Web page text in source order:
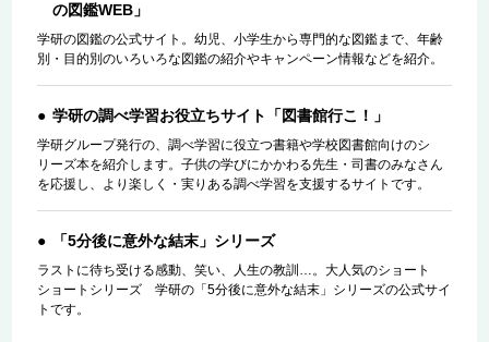
の図鑑WEB」
学研の図鑑の公式サイト。幼児、小学生から専門的な図鑑まで、年齢
別・目的別のいろいろな図鑑の紹介やキャンペーン情報などを紹介。
学研の調べ学習お役立ちサイト「図書館行こ！」
学研グループ発行の、調べ学習に役立つ書籍や学校図書館向けのシ
リーズ本を紹介します。子供の学びにかかわる先生・司書のみなさん
を応援し、より楽しく・実りある調べ学習を支援するサイトです。
「5分後に意外な結末」シリーズ
ラストに待ち受ける感動、笑い、人生の教訓…。大人気のショート
ショートシリーズ 学研の「5分後に意外な結末」シリーズの公式サイ
トです。